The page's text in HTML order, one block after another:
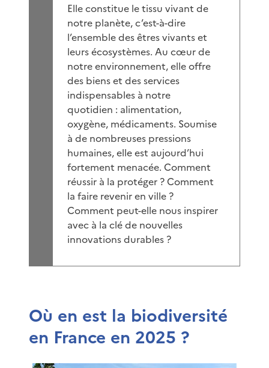
Elle constitue le tissu vivant de
notre planète, c’est-à-dire
l’ensemble des êtres vivants et
leurs écosystèmes. Au cœur de
notre environnement, elle offre
des biens et des services
indispensables à notre
quotidien : alimentation,
oxygène, médicaments. Soumise
à de nombreuses pressions
humaines, elle est aujourd’hui
fortement menacée. Comment
réussir à la protéger ? Comment
la faire revenir en ville ?
Comment peut-elle nous inspirer
avec à la clé de nouvelles
innovations durables ?
Où en est la biodiversité
en France en 2025 ?